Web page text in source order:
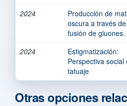
2024
Producción de
oscura a través
fusión de gluones.
2024
Estigmatización:
Perspectiva social
tatuaje
Otras opciones